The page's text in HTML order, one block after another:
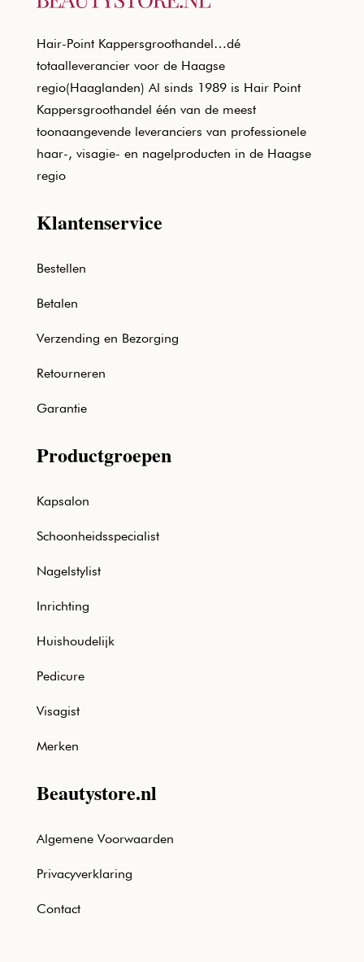
Hair-Point Kappersgroothandel…dé
totaalleverancier voor de Haagse
regio(Haaglanden) Al sinds 1989 is Hair Point
Kappersgroothandel één van de meest
toonaangevende leveranciers van professionele
haar-, visagie- en nagelproducten in de Haagse
regio
Klantenservice
Bestellen
Betalen
Verzending en Bezorging
Retourneren
Garantie
Productgroepen
Kapsalon
Schoonheidsspecialist
Nagelstylist
Inrichting
Huishoudelijk
Pedicure
Visagist
Merken
Beautystore.nl
Algemene Voorwaarden
Privacyverklaring
Contact